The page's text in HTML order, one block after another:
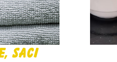
saci